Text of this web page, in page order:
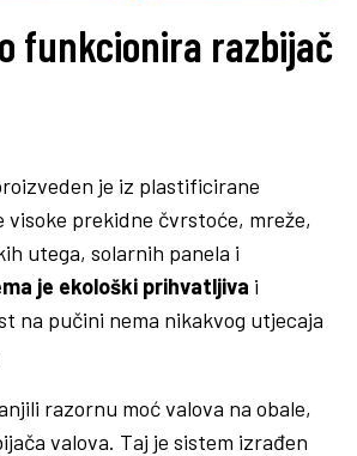
funkcionira razbijač
je iz plastificirane
visoke prekidne čvrstoće, mreže,
utega, solarnih panela i
je ekološki prihvatljiva i
na pučini nema nikakvog utjecaja
razornu moć valova na obale,
valova. Taj je sistem izrađen